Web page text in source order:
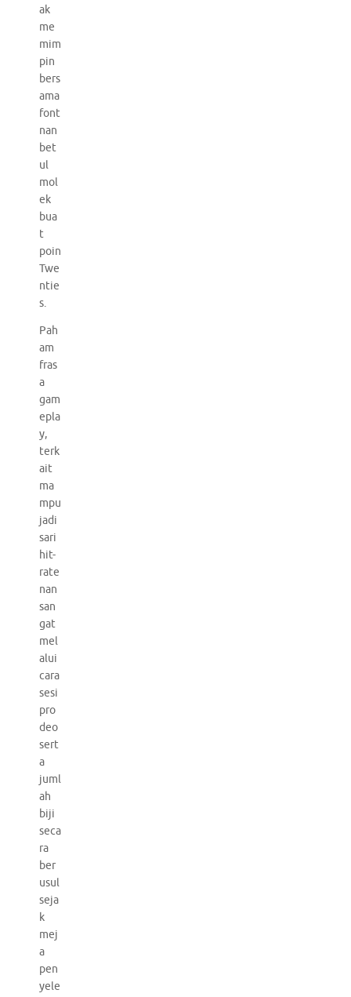
ak
me
mim
pin
bers
ama
font
nan
bet
ul
mol
ek
bua
t
poin
Twe
ntie
s.
Pah
am
fras
a
gam
epla
y,
terk
ait
ma
mpu
jadi
sari
hit-
rate
nan
san
gat
mel
alui
cara
sesi
pro
deo
sert
a
juml
ah
biji
seca
ra
ber
usul
seja
k
mej
a
pen
yele